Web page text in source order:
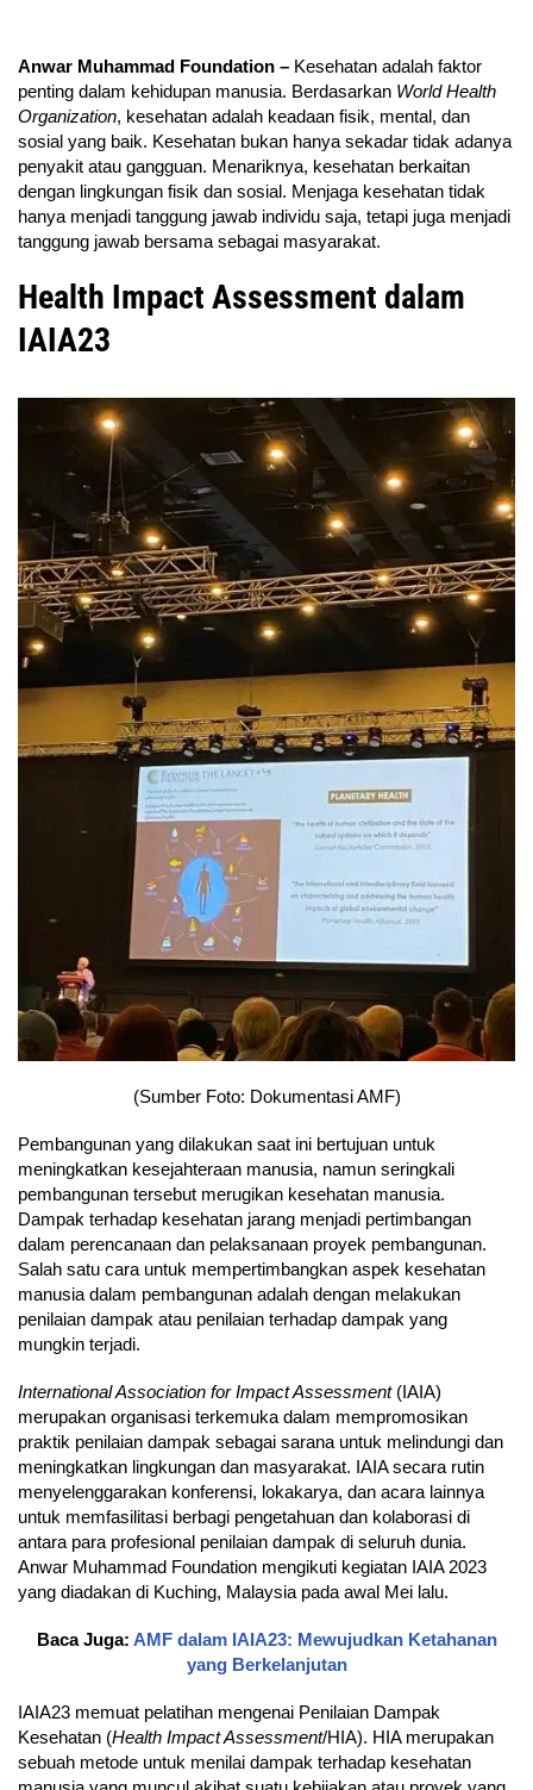
Anwar Muhammad Foundation – Kesehatan adalah faktor
penting dalam kehidupan manusia. Berdasarkan World Health
Organization, kesehatan adalah keadaan fisik, mental, dan
sosial yang baik. Kesehatan bukan hanya sekadar tidak adanya
penyakit atau gangguan. Menariknya, kesehatan berkaitan
dengan lingkungan fisik dan sosial. Menjaga kesehatan tidak
hanya menjadi tanggung jawab individu saja, tetapi juga menjadi
tanggung jawab bersama sebagai masyarakat.
Health Impact Assessment dalam
IAIA23
(Sumber Foto: Dokumentasi AMF)
Pembangunan yang dilakukan saat ini bertujuan untuk
meningkatkan kesejahteraan manusia, namun seringkali
pembangunan tersebut merugikan kesehatan manusia.
Dampak terhadap kesehatan jarang menjadi pertimbangan
dalam perencanaan dan pelaksanaan proyek pembangunan.
Salah satu cara untuk mempertimbangkan aspek kesehatan
manusia dalam pembangunan adalah dengan melakukan
penilaian dampak atau penilaian terhadap dampak yang
mungkin terjadi.
International Association for Impact Assessment (IAIA)
merupakan organisasi terkemuka dalam mempromosikan
praktik penilaian dampak sebagai sarana untuk melindungi dan
meningkatkan lingkungan dan masyarakat. IAIA secara rutin
menyelenggarakan konferensi, lokakarya, dan acara lainnya
untuk memfasilitasi berbagi pengetahuan dan kolaborasi di
antara para profesional penilaian dampak di seluruh dunia.
Anwar Muhammad Foundation mengikuti kegiatan IAIA 2023
yang diadakan di Kuching, Malaysia pada awal Mei lalu.
Baca Juga: AMF dalam IAIA23: Mewujudkan Ketahanan
yang Berkelanjutan
IAIA23 memuat pelatihan mengenai Penilaian Dampak
Kesehatan (Health Impact Assessment/HIA). HIA merupakan
sebuah metode untuk menilai dampak terhadap kesehatan